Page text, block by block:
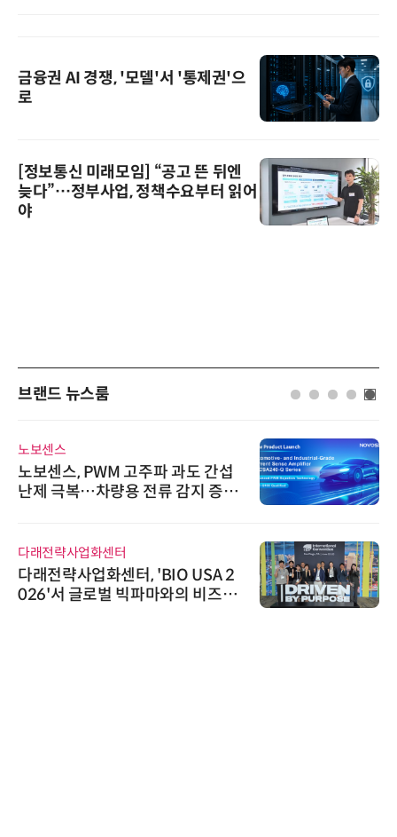
금융권 AI 경쟁, '모델'서 '통제권'으
로
[정보통신 미래모임] “공고 뜬 뒤엔
늦다”…정부사업, 정책수요부터 읽어
야
브랜드 뉴스룸
와이즈스톤
와이즈스톤, 에이데이타 'SCV 기반
수집 데이터'에 DQ인증 최고 등급
씨앤에프시스템
씨앤에프시스템, 오웬스그룹과 공
공 ERP·DX 사업 협력